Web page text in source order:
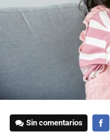
Sin comentarios